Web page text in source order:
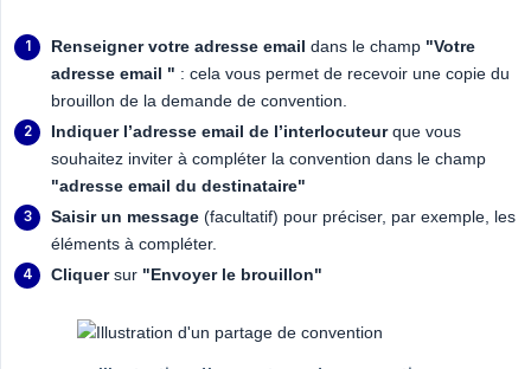
Renseigner votre adresse email dans le champ "Votre
adresse email " : cela vous permet de recevoir une copie du
brouillon de la demande de convention.
Indiquer l’adresse email de l’interlocuteurque vous
souhaitez inviter à compléter la convention dans le champ
"adresse email du destinataire"
Saisir un message (facultatif) pour préciser, par exemple, les
éléments à compléter.
Cliquersur "Envoyer le brouillon"